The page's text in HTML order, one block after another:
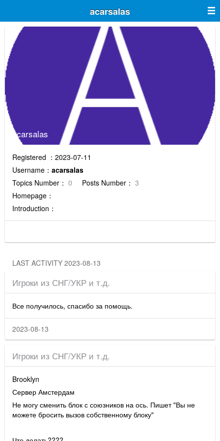
acarsalas
acarsalas
Registered ：2023-07-11
Username： acarsalas
Topics Number： 0 Posts Number： 3
Homepage：
Introduction：
LAST ACTIVITY 2023-08-13
Игроки из СНГ/УКР и т.д.
Все получилось, спасибо за помощь.
2023-08-13
Игроки из СНГ/УКР и т.д.
Brooklyn
Сервер Амстердам
Не могу сменить блок с союзников на ось. Пишет "Вы не
можете бросить вызов собственному блоку"